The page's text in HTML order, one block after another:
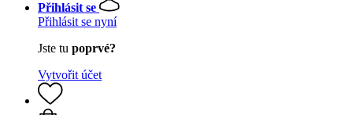
Přihlásit se
Přihlásit se nyní
Jste tu poprvé?
Vytvořit účet